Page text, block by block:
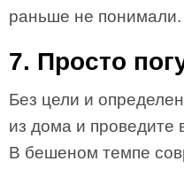
раньше не понимали.
7. Просто
Без цели и
из дома и проведите
В бешеном темпе